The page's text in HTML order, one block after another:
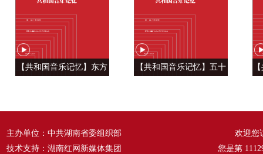
【共和国音乐记忆】东方
【共和国音乐记忆】五十
主办单位：中共湖南省委组织部
技术支持：湖南红网新媒体集团
欢迎您
您是第